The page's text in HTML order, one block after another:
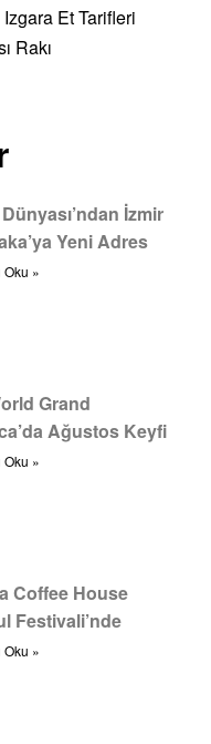
Izgara Et Tarifleri
Rakı
İzmir
Yeni Adres
Oku »
Grand
Ağustos Keyfi
Oku »
Coffee House
Festivali’nde
Oku »